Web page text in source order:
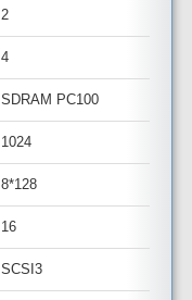
2
4
SDRAM PC100
1024
8*128
16
SCSI3